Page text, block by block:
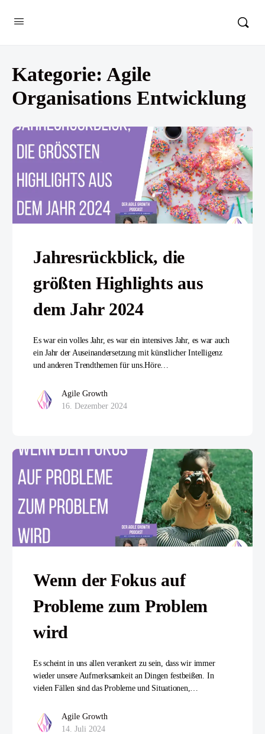
Kategorie: Agile
Organisations Entwicklung
Jahresrückblick, die
größten Highlights aus
dem Jahr 2024
Es war ein volles Jahr, es war ein intensives Jahr, es war auch
ein Jahr der Auseinandersetzung mit künstlicher Intelligenz
und anderen Trendthemen für uns.Höre…
Agile Growth
16. Dezember 2024
Wenn der Fokus auf
Probleme zum Problem
wird
Es scheint in uns allen verankert zu sein, dass wir immer
wieder unsere Aufmerksamkeit an Dingen festbeißen. In
vielen Fällen sind das Probleme und Situationen,…
Agile Growth
14. Juli 2024